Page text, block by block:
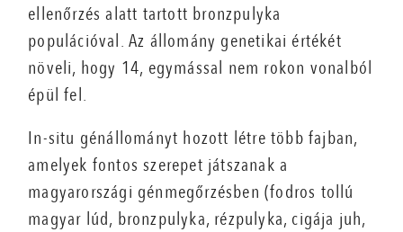
ellenőrzés alatt tartott bronzpulyka
populációval. Az állomány genetikai értékét
növeli, hogy 14, egymással nem rokon vonalból
épül fel.
In-situ génállományt hozott létre több fajban,
amelyek fontos szerepet játszanak a
magyarországi génmegőrzésben (fodros tollú
magyar lúd, bronzpulyka, rézpulyka, cigája juh,